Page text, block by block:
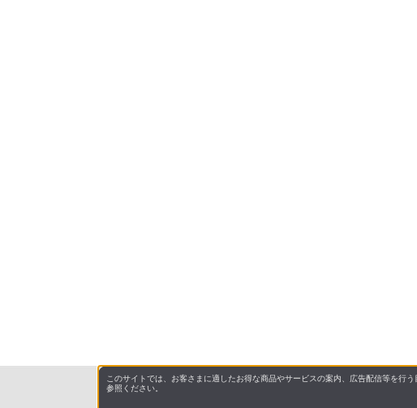
このサイトでは、お客さまに適したお得な商品やサービスの案内、広告配信等を行
参照ください。